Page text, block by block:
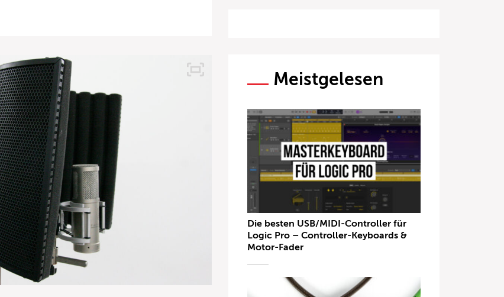
Meistgelesen
Die besten USB/MIDI-Controller für
Logic Pro – Controller-Keyboards &
Motor-Fader